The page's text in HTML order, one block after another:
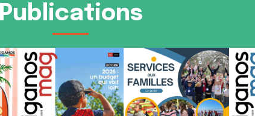
Publications